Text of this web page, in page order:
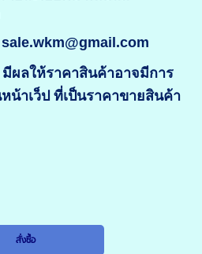
ผลให้ราคาสินค้าอาจมีการ
น้าเว็ป ที่เป็นราคาขายสินค้า